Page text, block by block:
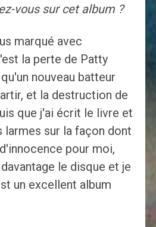
vous sur cet album ?
marqué avec
la perte de Patty
nouveau batteur
et la destruction de
que j'ai écrit le livre et
larmes sur la façon dont
pour moi,
le disque et je
un excellent album